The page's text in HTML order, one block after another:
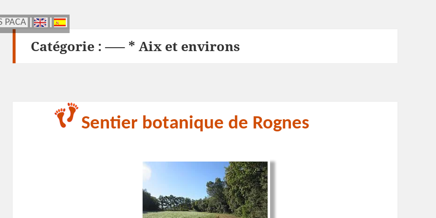
PACA
PACA
Catégorie :—– * Aix et environs
Sentier botanique de Rognes